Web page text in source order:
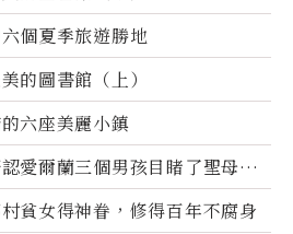
個夏季旅遊勝地
的圖書館（上）
六座美麗小鎮
愛爾蘭三個男孩目睹了聖母顯
貧女得神眷，修得百年不腐身